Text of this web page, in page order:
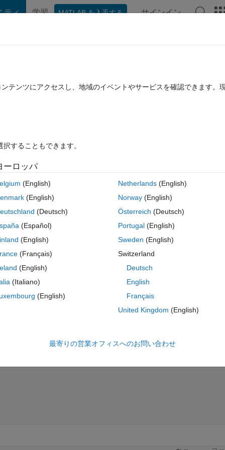
ティ 学習 MATLAB を入手する サインイン
に関する FAQ
of another matrix B
0 投票
1 in A with the values in matrix B, so that i get a new matrix as
テーマ
テンツにアクセスし、地域のイベントやサービスを確認できます。
することもできます。
ーロッパ
(English)
(English)
(Deutsch)
(Español)
(English)
(Français)
(English)
(Italiano)
(English)
Netherlands(English)
Norway(English)
Österreich (Deutsch)
Portugal(English)
Sweden (English)
Switzerland
Deutsch
English
Français
United Kingdom (English)
最寄りの営業オフィスへのお問い合わせ